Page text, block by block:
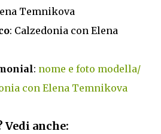
Temnikova
: Calzedonia con Elena
: nome e foto modella/
con Elena Temnikova
anche: